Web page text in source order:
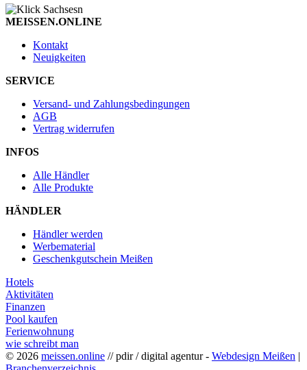
MEISSEN.ONLINE
Kontakt
Neuigkeiten
SERVICE
Versand- und Zahlungsbedingungen
AGB
Vertrag widerrufen
INFOS
Alle Händler
Alle Produkte
HÄNDLER
Händler werden
Werbematerial
Geschenkgutschein Meißen
Hotels
Aktivitäten
Finanzen
Pool kaufen
Ferienwohnung
wie schreibt man
© 2026 meissen.online // pdir / digital agentur - Webdesign Meißen |